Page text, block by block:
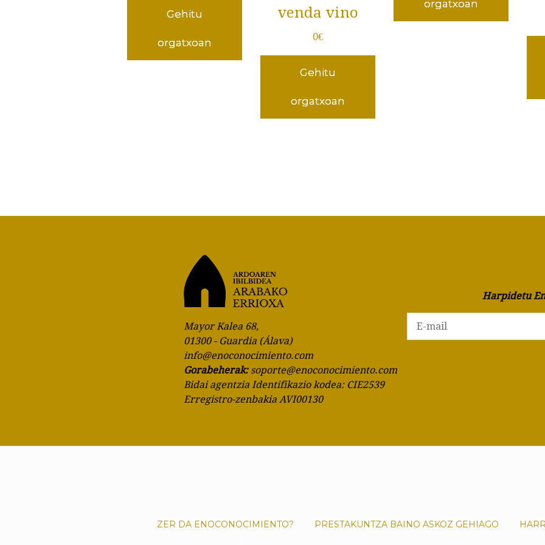
orgatxoan
Gehitu
orgatxoan
venda vino
0€
Gehitu
orgatxoan
Mayor Kalea 68,
01300 - Guardia (Álava)
info@enoconocimiento.com
Gorabeherak: soporte@enoconocimiento.com
Bidai agentzia Identifikazio kodea: CIE2539
Erregistro-zenbakia AVI00130
Harpidetu
ZER DA ENOCONOCIMIENTO? PRESTAKUNTZA BAINO ASKOZ GEHIAGO